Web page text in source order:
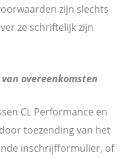
zijn slechts
ze schriftelijk zijn
overeenkomsten
CL Performance en
toezending van het
inschrijfformulier, of